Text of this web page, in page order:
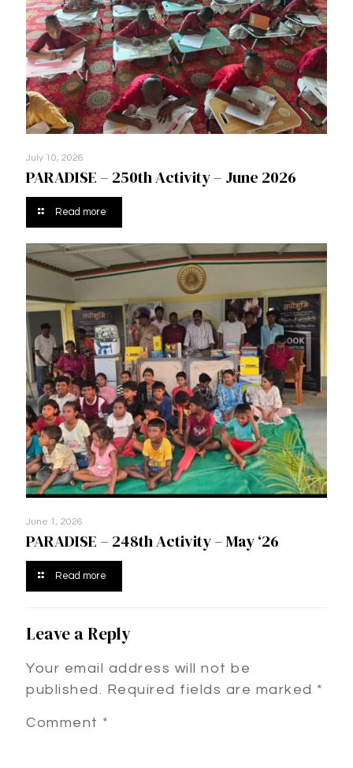
July 10, 2026
PARADISE – 250th Activity – June 2026
Read more
June 1, 2026
PARADISE – 248th Activity – May ‘26
Read more
Leave a Reply
Your email address will not be
published. Required fields are marked *
Comment *